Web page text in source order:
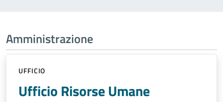
Amministrazione
UFFICIO
Ufficio Risorse Umane